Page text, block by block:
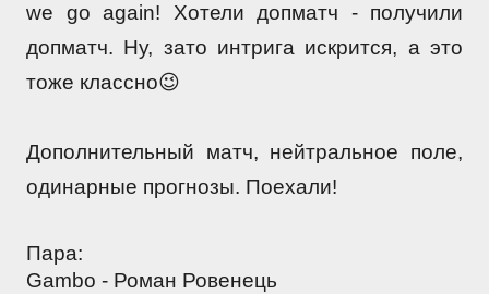
we go again! Хотели допматч - получили
допматч. Ну, зато интрига искрится, а это
тоже классно😉
Дополнительный матч, нейтральное поле,
одинарные прогнозы. Поехали!
Пара:
Gambo - Роман Ровенець